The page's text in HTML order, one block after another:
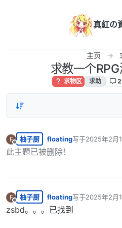
真紅の
主页
求教一个
求物区 求助 2
F
离线
柚子厨 floating写于2025年2月
最后由 编辑
此主題已被删除！
F
离线
柚子厨 floating写于2025年2月
最后由 编辑
zsbd。。。已找到